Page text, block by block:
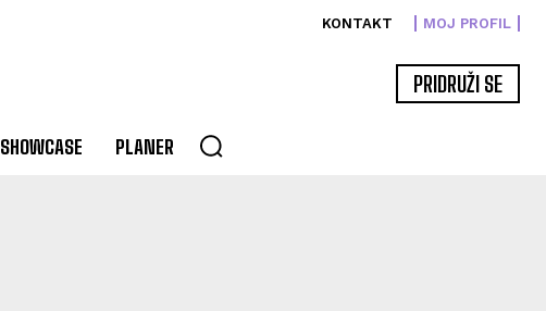
KONTAKT MOJ PROFIL
PRIDRUŽI SE
SHOWCASE PLANER